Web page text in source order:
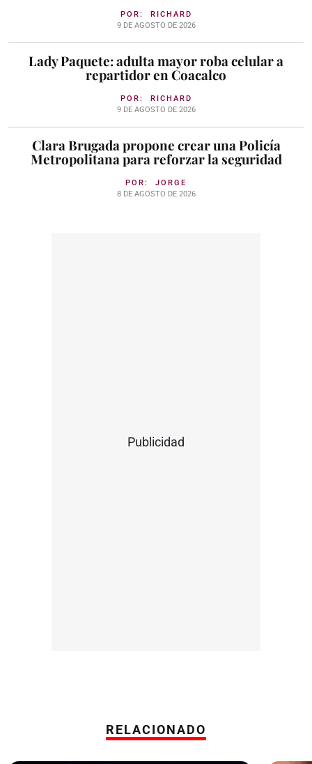
POR: RICHARD
9 DE AGOSTO DE 2026
Lady Paquete: adulta mayor roba celular a
repartidor en Coacalco
POR: RICHARD
9 DE AGOSTO DE 2026
Clara Brugada propone crear una Policía
Metropolitana para reforzar la seguridad
POR: JORGE
8 DE AGOSTO DE 2026
Publicidad
RELACIONADO